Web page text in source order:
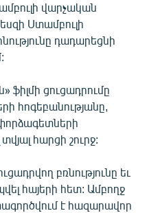
վարչական
Ստամբուլի
դադարեցնի
ֆիլմի ցուցադրումը
հոգեբանությանը,
հարցի շուրջ:
բռնությունը եւ
հայերի հետ: Ամբողջ
է հազարավոր